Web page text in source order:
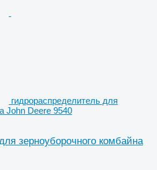
гидрораспределитель для
John Deere 9540
зерноуборочного комбайна